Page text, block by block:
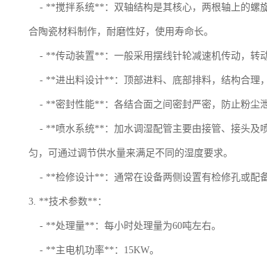
- **搅拌系统**：双轴结构是其核心，两根轴上的螺
合陶瓷材料制作，耐磨性好，使用寿命长。
- **传动装置**：一般采用摆线针轮减速机传动，转动
- **进出料设计**：顶部进料、底部排料，结构合理，
- **密封性能**：各结合面之间密封严密，防止粉尘
- **喷水系统**：加水调湿配管主要由接管、接头及
匀，可通过调节供水量来满足不同的湿度要求。
- **检修设计**：通常在设备两侧设置有检修孔或配
3. **技术参数**：
- **处理量**：每小时处理量为60吨左右。
- **主电机功率**：15KW。